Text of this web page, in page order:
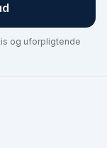
og uforpligtende